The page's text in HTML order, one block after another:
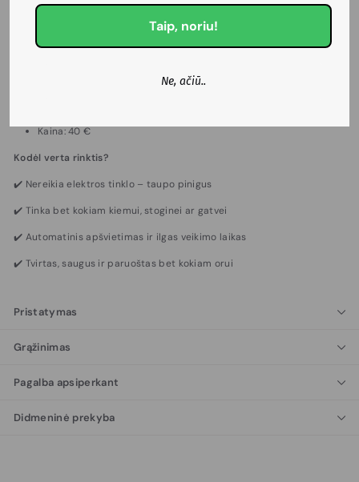
Valdymas: nuotolinio pultelio režimai (nuolatinis, jutiklis,
laikmatis)
Atsparumas: IP65 – veikia net esant krituliams ar žemai
Kaina: 40 €
Kodėl verta rinktis?
✔️ Nereikia elektros tinklo – taupo pinigus
✔️ Tinka bet kokiam kiemui, stoginei ar gatvei
✔️ Automatinis apšvietimas ir ilgas veikimo laikas
✔️ Tvirtas, saugus ir paruoštas bet kokiam orui
Pristatymas
Grąžinimas
Pagalba apsiperkant
Didmeninė prekyba
Taip, noriu!
Ne, ačiū..